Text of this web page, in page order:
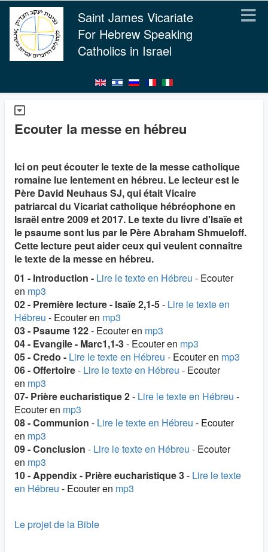
Saint James Vicariate
For Hebrew Speaking
Catholics in Israel
Ecouter la messe en hébreu
Ici on peut écouter le texte de la messe catholique
romaine lue lentement en hébreu. Le lecteur est le
Père David Neuhaus SJ, qui était Vicaire
patriarcal du Vicariat catholique hébréophone en
Israël entre 2009 et 2017. Le texte du livre d'Isaïe et
le psaume sont lus par le Père Abraham Shmueloff.
Cette lecture peut aider ceux qui veulent connaître
le texte de la messe en hébreu.
01 - Introduction - Lire le texte en Hébreu - Ecouter
en mp3
02 - Première lecture - Isaïe 2,1-5- Lire le texte en
Hébreu - Ecouter en mp3
03 - Psaume 122- Ecouter en mp3
04 - Evangile - Marc1,1-3- Ecouter en mp3
05 - Credo - Lire le texte en Hébreu - Ecouter en mp3
06 - Offertoire- Lire le texte en Hébreu - Ecouter
en mp3
07- Prière eucharistique 2- Lire le texte en Hébreu -
Ecouter en mp3
08 - Communion - Lire le texte en Hébreu - Ecouter
en mp3
09 - Conclusion - Lire le texte en Hébreu - Ecouter
en mp3
10 - Appendix - Prière eucharistique 3- Lire le texte
en Hébreu - Ecouter en mp3
Le projet de la Bible